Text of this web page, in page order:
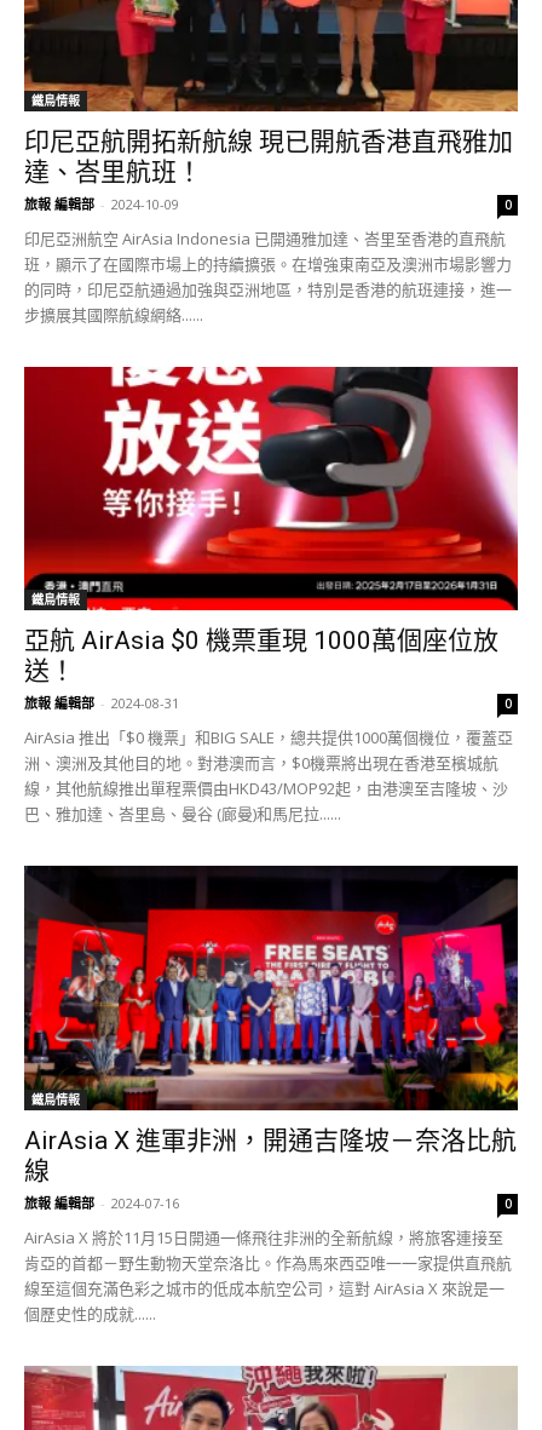
鐵鳥情報
印尼亞航開拓新航線 現已開航香港直飛雅加
達、峇里航班！
旅報 編輯部 - 2024-10-09 0
印尼亞洲航空 AirAsia Indonesia 已開通雅加達、峇里至香港的直飛航
班，顯示了在國際市場上的持續擴張。在增強東南亞及澳洲市場影響力
的同時，印尼亞航通過加強與亞洲地區，特別是香港的航班連接，進一
步擴展其國際航線網絡......
鐵鳥情報
亞航 AirAsia $0 機票重現 1000萬個座位放
送！
旅報 編輯部 - 2024-08-31 0
AirAsia 推出「$0 機票」和BIG SALE，總共提供1000萬個機位，覆蓋亞
洲、澳洲及其他目的地。對港澳而言，$0機票將出現在香港至檳城航
線，其他航線推出單程票價由HKD43/MOP92起，由港澳至吉隆坡、沙
巴、雅加達、峇里島、曼谷 (廊曼)和馬尼拉......
鐵鳥情報
AirAsia X 進軍非洲，開通吉隆坡－奈洛比航
線
旅報 編輯部 - 2024-07-16 0
AirAsia X 將於11月15日開通一條飛往非洲的全新航線，將旅客連接至
肯亞的首都－野生動物天堂奈洛比。作為馬來西亞唯一一家提供直飛航
線至這個充滿色彩之城市的低成本航空公司，這對 AirAsia X 來說是一
個歷史性的成就......